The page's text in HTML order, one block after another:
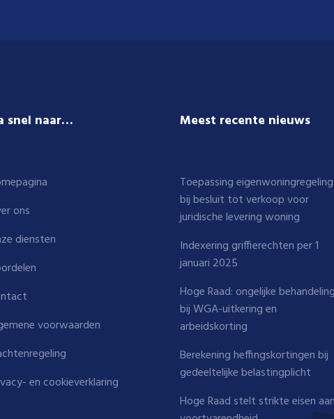
snel naar…
ons
diensten
voorwaarden
en cookieverklaring
Meest recente nieuws
Toepassing eigenwoningregeling
bij besluit tot verkoop voor
juridische levering woning
Indexering griffierechten per 1
januari 2025
Hoge Raad: ongelijke behandeling
bij WGA-uitkering en
arbeidskorting
Berekening heffingskortingen bij
gedeeltelijke belastingplicht
Hoge Raad stelt strikte eisen aan